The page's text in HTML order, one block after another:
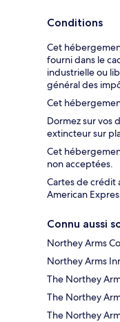
Conditions
Cet
fourni dans le
industrielle ou
général des
Cet
Dormez sur vos
extincteur sur
Cet
non acceptées.
Cartes de crédit
American
Connu aussi
Northey Arms
Northey Arms
The Northey
The Northey
The Northey